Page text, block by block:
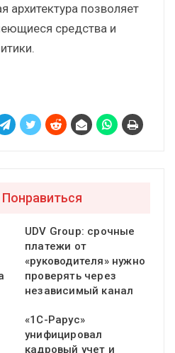
архитектура позволяет
средства и
UDV Group: срочные
платежи от
«руководителя» нужно
проверять через
независимый канал
«1С-Рарус»
унифицировал
кадровый учет и